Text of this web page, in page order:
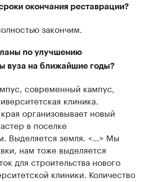
окончания реставрации?
закончим.
по улучшению
вуза на ближайшие годы?
современный кампус,
клиника.
организовывает новый
в поселке
Выделяется земля. <…> Мы
нам тоже выделяется
для строительства нового
клиники. Количество